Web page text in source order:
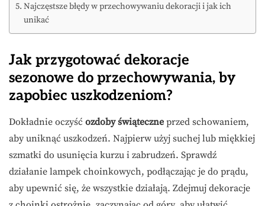
Najczęstsze błędy w przechowywaniu dekoracji i jak ich
unikać
Jak przygotować dekoracje
sezonowe do przechowywania, by
zapobiec uszkodzeniom?
Dokładnie oczyść ozdoby świąteczne przed schowaniem,
aby uniknąć uszkodzeń. Najpierw użyj suchej lub miękkiej
szmatki do usunięcia kurzu i zabrudzeń. Sprawdź
działanie lampek choinkowych, podłączając je do prądu,
aby upewnić się, że wszystkie działają. Zdejmuj dekoracje